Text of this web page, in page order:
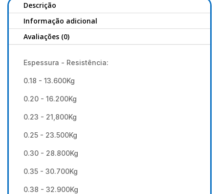
200Mt
Descrição
Informação adicional
Avaliações (0)
Espessura - Resistência:
0.18 - 13.600Kg
0.20 - 16.200Kg
0.23 - 21,800Kg
0.25 - 23.500Kg
0.30 - 28.800Kg
0.35 - 30.700Kg
0.38 - 32.900Kg